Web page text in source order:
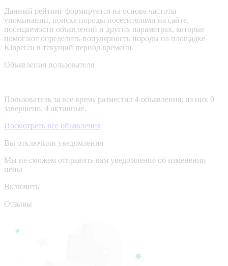
Данный рейтинг формируется на основе частоты
упоминаний, поиска породы посетителями на сайте,
посещаемости объявлений и других параметрах, которые
помогают определить популярность породы на площадке
Kinpet.ru в текущий период времени.
Объявления пользователя
Пользователь за все время разместил 4 объявления, из них 0
завершено, 4 активные.
Посмотреть все объявления
Вы отключили уведомления
Мы не сможем отправить вам уведомление об изменении
цены
Включить
Отзывы